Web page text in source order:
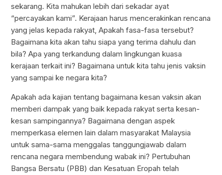
sekarang. Kita mahukan lebih dari sekadar ayat
“percayakan kami”. Kerajaan harus mencerakinkan rencana
yang jelas kepada rakyat, Apakah fasa-fasa tersebut?
Bagaimana kita akan tahu siapa yang terima dahulu dan
bila? Apa yang terkandung dalam lingkungan kuasa
kerajaan terkait ini? Bagaimana untuk kita tahu jenis vaksin
yang sampai ke negara kita?
Apakah ada kajian tentang bagaimana kesan vaksin akan
memberi dampak yang baik kepada rakyat serta kesan-
kesan sampingannya? Bagaimana dengan aspek
memperkasa elemen lain dalam masyarakat Malaysia
untuk sama-sama menggalas tanggungjawab dalam
rencana negara membendung wabak ini? Pertubuhan
Bangsa Bersatu (PBB) dan Kesatuan Eropah telah